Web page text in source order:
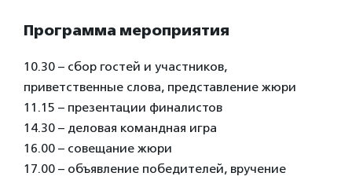
Программа мероприятия
10.30 – сбор гостей и участников,
приветственные слова, представление жюри
11.15 – презентации финалистов
14.30 – деловая командная игра
16.00 – совещание жюри
17.00 – объявление победителей, вручение